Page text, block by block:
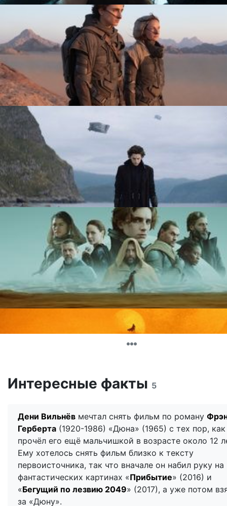
Интересные факты 5
Дени Вильнёв мечтал снять фильм по роману
Герберта (1920-1986) «Дюна» (1965) с тех пор, как
прочёл его ещё мальчишкой в возрасте около 12
Ему хотелось снять фильм близко к тексту
первоисточника, так что вначале он набил руку на
фантастических картинах «Прибытие» (2016) и
«Бегущий по лезвию 2049» (2017), а уже потом
за «Дюну».